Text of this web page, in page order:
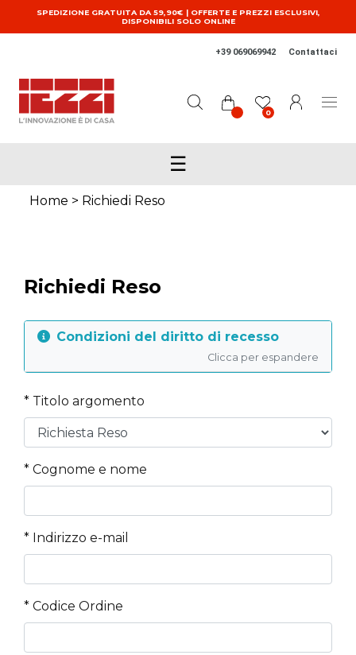
Salta al contenuto principale
SPEDIZIONE GRATUITA DA 59,90€ | OFFERTE E PREZZI ESCLUSIVI,
DISPONIBILI SOLO ONLINE
+39 069069942 Contattaci
0
☰
Home > Richiedi Reso
Richiedi Reso
Condizioni del diritto di recesso
Clicca per espandere
* Titolo argomento
* Cognome e nome
* Indirizzo e-mail
* Codice Ordine